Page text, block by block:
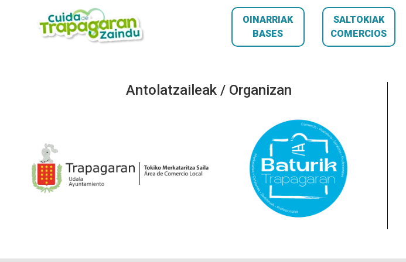
OINARRIAK
BASES
SALTOKIAK
COMERCIOS
Antolatzaileak / Organizan